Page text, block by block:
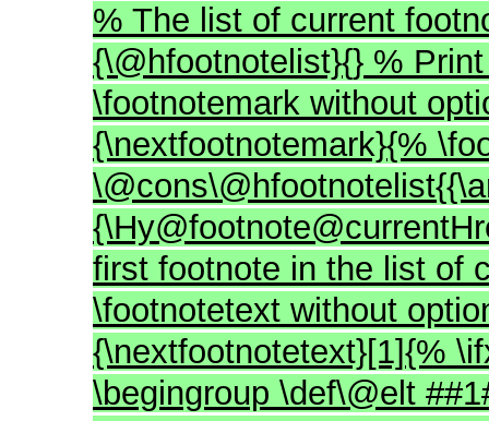
% The list of current
{\@hfootnotelist}{} %
\footnotemark without
{\nextfootnotemark}{%
first footnote in the list of
\footnotetext without
{\nextfootnotetext}[1]{%
\begingroup \def\@elt